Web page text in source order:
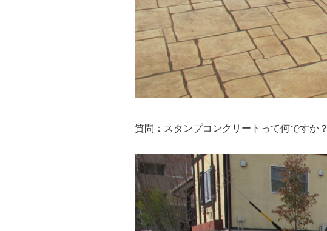
質問：スタンプコンクリートって何ですか？